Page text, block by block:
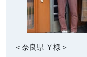
＜奈良県 Ｙ様＞